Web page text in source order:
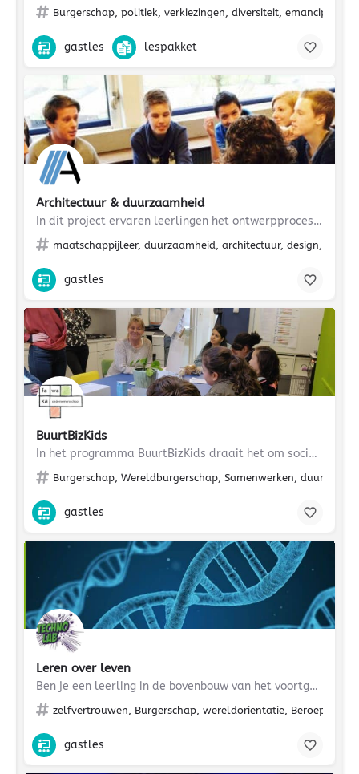
Burgerschap, politiek, verkiezingen, diversiteit, emancipatie
gastles lespakket
Architectuur & duurzaamheid
In dit project ervaren leerlingen het ontwerpproces in een ruimtelijke en technische opgave waarin…
maatschappijleer, duurzaamheid, architectuur, design, O&O,
gastles
BuurtBizKids
In het programma BuurtBizKids draait het om sociaal ondernemen. Kinderen verkennen hun eigen wijk en gaan op…
Burgerschap, Wereldburgerschap, Samenwerken,
gastles
Leren over leven
Ben je een leerling in de bovenbouw van het voortgezet onderwijs (havo of vwo) dan kun je hier ontdekken wat…
zelfvertrouwen, Burgerschap, wereldoriëntatie,
gastles